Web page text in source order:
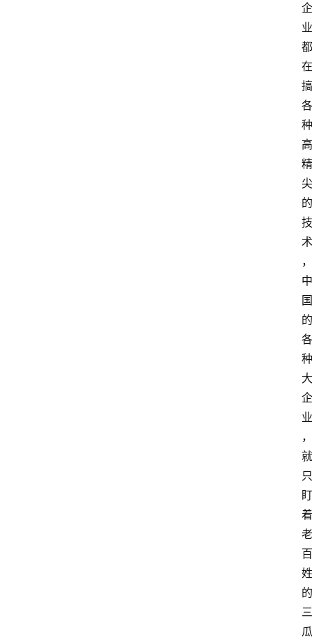
企
业
都
在
搞
各
种
高
精
尖
的
技
术
，
中
国
的
各
种
大
企
业
，
就
只
盯
着
老
百
姓
的
三
瓜